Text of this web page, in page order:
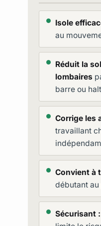
Isole
au
Réduit la
lombaires
barre ou
Corrige les
travaillant
Convient à
débutant
Sécurisant :